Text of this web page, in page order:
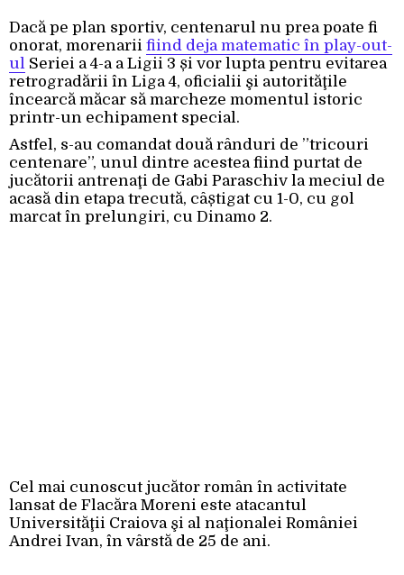
Dacă pe plan sportiv, centenarul nu prea poate fi
onorat, morenarii fiind deja matematic în play-out-
ul Seriei a 4-a a Ligii 3 și vor lupta pentru evitarea
retrogradării în Liga 4, oficialii şi autorităţile
încearcă măcar să marcheze momentul istoric
printr-un echipament special.
Astfel, s-au comandat două rânduri de ”tricouri
centenare”, unul dintre acestea fiind purtat de
jucătorii antrenaţi de Gabi Paraschiv la meciul de
acasă din etapa trecută, câștigat cu 1-0, cu gol
marcat în prelungiri, cu Dinamo 2.
Cel mai cunoscut jucător român în activitate
lansat de Flacăra Moreni este atacantul
Universităţii Craiova şi al naţionalei României
Andrei Ivan, în vârstă de 25 de ani.